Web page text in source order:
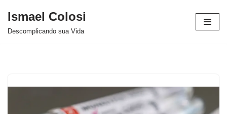
Avançar
Ismael Colosi
Descomplicando sua Vida